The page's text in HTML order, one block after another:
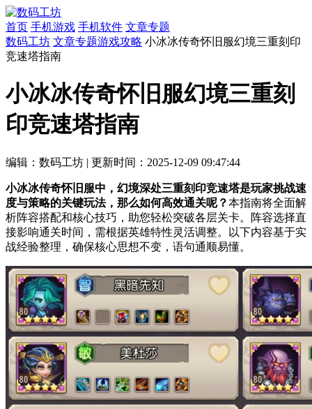
首页 手机游戏 手机软件 文章专题
数码工坊 文章专题游戏攻略 小冰冰传奇怀旧服幻境三重刻印
竞速塔指南
小冰冰传奇怀旧服幻境三重刻
印竞速塔指南
编辑：数码工坊 | 更新时间：2025-12-09 09:47:44
小冰冰传奇怀旧服中，幻境深处三重刻印竞速塔是玩家挑战速
度与策略的关键玩法，那么如何高效通关呢？本指南将全面解
析阵容搭配和核心技巧，助您轻松突破各层关卡。阵容选择直
接影响通关时间，需根据英雄特性灵活调整。以下内容基于实
战经验整理，确保核心思想不变，语句通顺易懂。